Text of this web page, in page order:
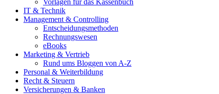
Vorlagen für das Kassenbuch
IT & Technik
Management & Controlling
Entscheidungsmethoden
Rechnungswesen
eBooks
Marketing & Vertrieb
Rund ums Bloggen von A-Z
Personal & Weiterbildung
Recht & Steuern
Versicherungen & Banken